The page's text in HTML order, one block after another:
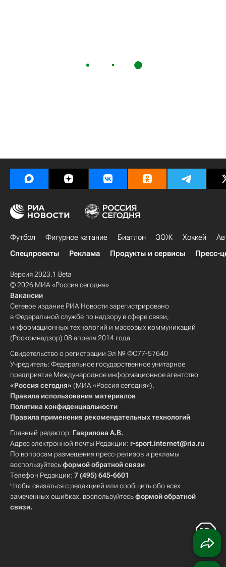
Футбол Фигурное катание Биатлон ЗОЖ Хоккей
Спецпроекты
Реклама Продукты и сервисы Пресс-
Версия 2023.1 Beta
© 2026 МИА «Россия сегодня»
Вакансии
Сетевое издание РИА Новости зарегистрировано
в Федеральной службе по надзору в сфере связи,
информационных технологий и массовых коммуникаций
(Роскомнадзор) 08 апреля 2014 года.
Свидетельство о регистрации Эл № ФС77-57640
Учредитель: Федеральное государственное унитарное
предприятие Международное информационное агентство
«Россия сегодня» (МИА «Россия сегодня»).
Правила использования материалов
Политика конфиденциальности
Правила применения рекомендательных технологий
Главный редактор: Гаврилова А.В.
Адрес электронной почты Редакции: r-sport.internet@ria.ru
По вопросам размещения пресс-релизов и рекламы
воспользуйтесьформой обратной связи
Телефон Редакции: 7 (495) 645-6601
Чтобы связаться с редакцией или сообщить обо всех
замеченных ошибках, воспользуйтесьформой обратной
связи.